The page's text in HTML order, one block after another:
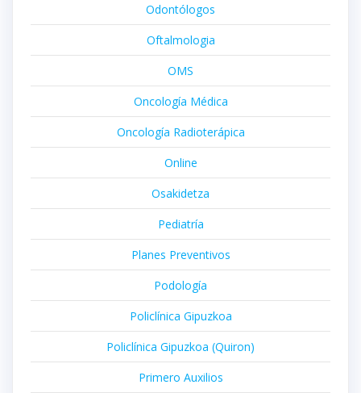
Odontólogos
Oftalmologia
OMS
Oncología Médica
Oncología Radioterápica
Online
Osakidetza
Pediatría
Planes Preventivos
Podología
Policlínica Gipuzkoa
Policlínica Gipuzkoa (Quiron)
Primero Auxilios